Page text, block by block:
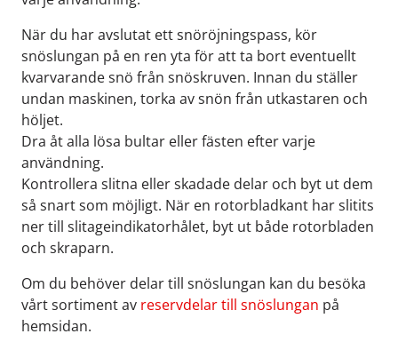
När du har avslutat ett snöröjningspass, kör
snöslungan på en ren yta för att ta bort eventuellt
kvarvarande snö från snöskruven. Innan du ställer
undan maskinen, torka av snön från utkastaren och
höljet.
Dra åt alla lösa bultar eller fästen efter varje
användning.
Kontrollera slitna eller skadade delar och byt ut dem
så snart som möjligt. När en rotorbladkant har slitits
ner till slitageindikatorhålet, byt ut både rotorbladen
och skraparn.
Om du behöver delar till snöslungan kan du besöka
vårt sortiment av reservdelar till snöslungan på
hemsidan.